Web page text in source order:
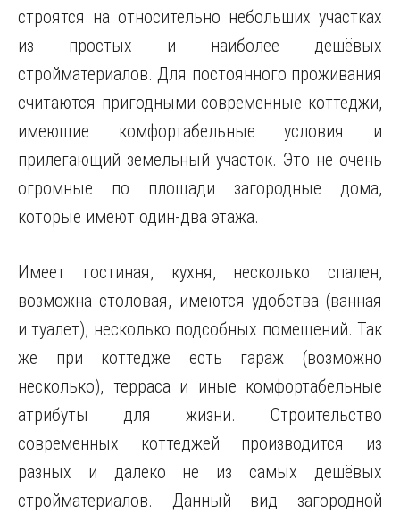
строятся на относительно небольших участках
из простых и наиболее дешёвых
стройматериалов. Для постоянного проживания
считаются пригодными современные коттеджи,
имеющие комфортабельные условия и
прилегающий земельный участок. Это не очень
огромные по площади загородные дома,
которые имеют один-два этажа.
Имеет гостиная, кухня, несколько спален,
возможна столовая, имеются удобства (ванная
и туалет), несколько подсобных помещений. Так
же при коттедже есть гараж (возможно
несколько), терраса и иные комфортабельные
атрибуты для жизни. Строительство
современных коттеджей производится из
разных и далеко не из самых дешёвых
стройматериалов. Данный вид загородной